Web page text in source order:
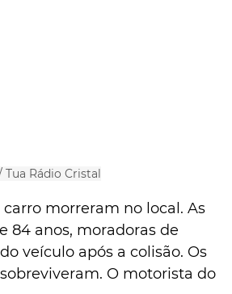
Tua Rádio Cristal
morreram no local. As
84 anos, moradoras de
veículo após a colisão. Os
O motorista do